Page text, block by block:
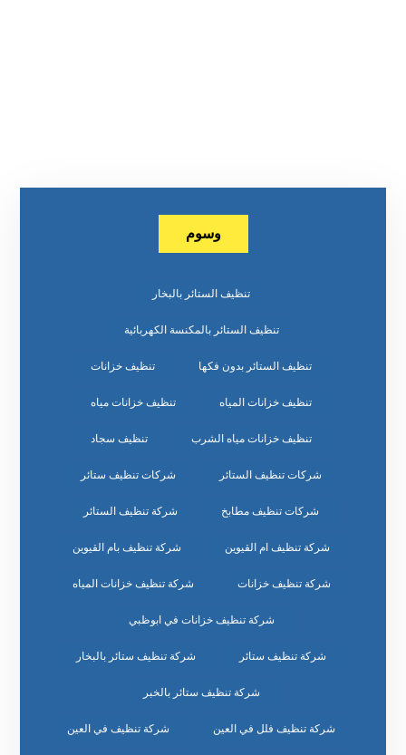
وسوم
تنظيف الستائر بالبخار
تنظيف الستائر بالمكنسة الكهربائية
تنظيف الستائر بدون فكها تنظيف خزانات
تنظيف خزانات المياه تنظيف خزانات مياه
تنظيف خزانات مياه الشرب تنظيف سجاد
شركات تنظيف الستائر شركات تنظيف ستائر
شركات تنظيف مطابخ شركة تنظيف الستائر
شركة تنظيف ام القيوين شركة تنظيف بام القيوين
شركة تنظيف خزانات شركة تنظيف خزانات المياه
شركة تنظيف خزانات في ابوظبي
شركة تنظيف ستائر شركة تنظيف ستائر بالبخار
شركة تنظيف ستائر بالخبر
شركة تنظيف فلل في العين شركة تنظيف في العين